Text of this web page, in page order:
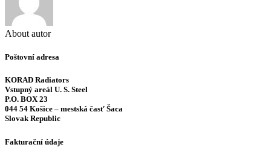
About autor
Poštovní adresa
KORAD Radiators
Vstupný areál U. S. Steel
P.O. BOX 23
044 54 Košice – mestská časť Šaca
Slovak Republic
Fakturační údaje